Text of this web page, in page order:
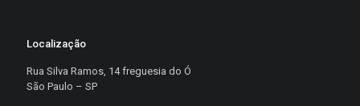
Localização
Rua Silva Ramos, 14 freguesia do Ó
São Paulo – SP